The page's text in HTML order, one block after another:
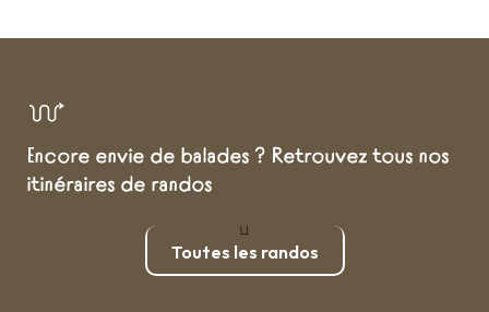
Encore envie de balades ? Retrouvez tous nos
itinéraires de randos
Toutes les randos